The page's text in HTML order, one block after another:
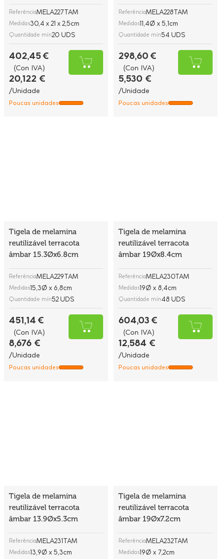
ReferênciaMELA227TAM
Medidas30,4 x 21 x 2,5cm
Quantidade mín20 UDS
402,45 €
(Con IVA)
20,122 €
/Unidade
Poucas unidades
ReferênciaMELA228TAM
Medidas11,4Ø x 5,1cm
Quantidade mín54 UDS
298,60 €
(Con IVA)
5,530 €
/Unidade
Poucas unidades
Tigela de melamina
reutilizável terracota
âmbar 15.3Øx6.8cm
ReferênciaMELA229TAM
Medidas15,3Ø x 6,8cm
Quantidade mín52 UDS
451,14 €
(Con IVA)
8,676 €
/Unidade
Poucas unidades
Tigela de melamina
reutilizável terracota
âmbar 19Øx8.4cm
ReferênciaMELA230TAM
Medidas19Ø x 8,4cm
Quantidade mín48 UDS
604,03 €
(Con IVA)
12,584 €
/Unidade
Poucas unidades
Tigela de melamina
reutilizável terracota
âmbar 13.9Øx5.3cm
ReferênciaMELA231TAM
Medidas13,9Ø x 5,3cm
Tigela de melamina
reutilizável terracota
âmbar 19Øx7.2cm
ReferênciaMELA232TAM
Medidas19Ø x 7,2cm